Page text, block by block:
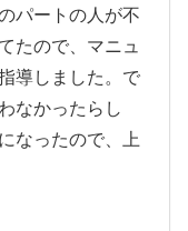
パートの人が不
たので、マニュ
導しました。で
なかったらし
なったので、上